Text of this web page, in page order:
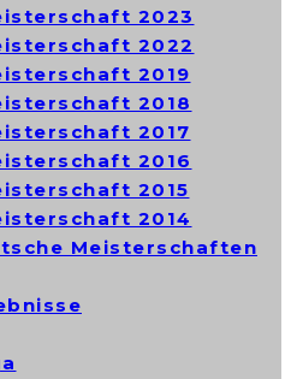
2023
2022
2019
2018
2017
2016
2015
2014
Meisterschaften